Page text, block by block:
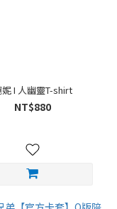
飽妮 I 人幽靈T-shirt
NT$880